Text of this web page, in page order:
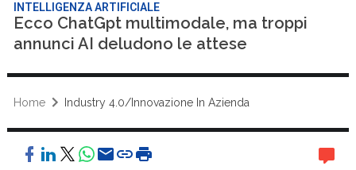
INTELLIGENZA ARTIFICIALE
Ecco ChatGpt multimodale, ma troppi
annunci AI deludono le attese
Home Industry 4.0/Innovazione In Azienda